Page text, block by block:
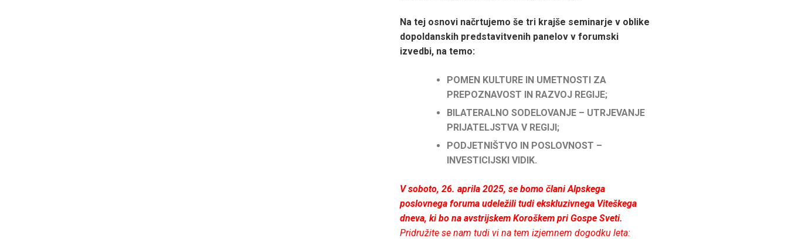
Na tej osnovi načrtujemo še tri krajše seminarje v oblike
dopoldanskih predstavitvenih panelov v forumski
izvedbi, na temo:
POMEN KULTURE IN UMETNOSTI ZA
PREPOZNAVOST IN RAZVOJ REGIJE;
BILATERALNO SODELOVANJE – UTRJEVANJE
PRIJATELJSTVA V REGIJI;
PODJETNIŠTVO IN POSLOVNOST –
INVESTICIJSKI VIDIK.
V soboto, 26. aprila 2025, se bomo člani Alpskega
poslovnega foruma udeležili tudi ekskluzivnega Viteškega
dneva, ki bo na avstrijskem Koroškem pri Gospe Sveti.
Pridružite se nam tudi vi na tem izjemnem dogodku leta: